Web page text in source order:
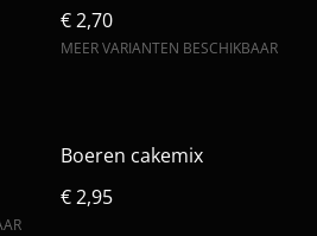
€ 2,70
MEER VARIANTEN BESCHIKBAAR
Boeren cakemix
€ 2,95